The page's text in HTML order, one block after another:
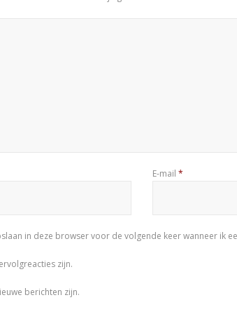
E-mail *
in deze browser voor de volgende keer wanneer ik
zijn.
berichten zijn.